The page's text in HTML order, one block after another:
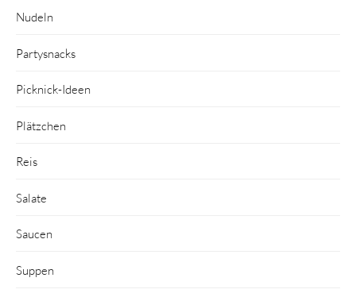
Nudeln
Partysnacks
Picknick-Ideen
Plätzchen
Reis
Salate
Saucen
Suppen